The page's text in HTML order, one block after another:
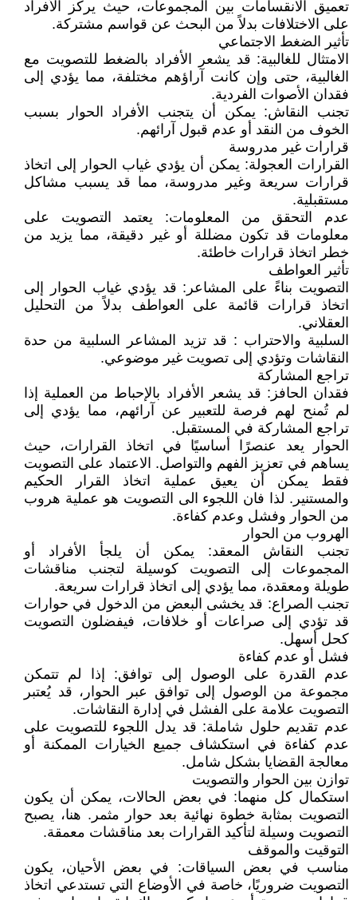
تعميق الانقسامات بين المجموعات، حيث يركز الأفراد
على الاختلافات بدلاً من البحث عن قواسم مشتركة.
تأثير الضغط الاجتماعي
الامتثال للغالبية: قد يشعر الأفراد بالضغط للتصويت مع
الغالبية، حتى وإن كانت آراؤهم مختلفة، مما يؤدي إلى
فقدان الأصوات الفردية.
تجنب النقاش: يمكن أن يتجنب الأفراد الحوار بسبب
الخوف من النقد أو عدم قبول آرائهم.
قرارات غير مدروسة
القرارات العجولة: يمكن أن يؤدي غياب الحوار إلى اتخاذ
قرارات سريعة وغير مدروسة، مما قد يسبب مشاكل
مستقبلية.
عدم التحقق من المعلومات: يعتمد التصويت على
معلومات قد تكون مضللة أو غير دقيقة، مما يزيد من
خطر اتخاذ قرارات خاطئة.
تأثير العواطف
التصويت بناءً على المشاعر: قد يؤدي غياب الحوار إلى
اتخاذ قرارات قائمة على العواطف بدلاً من التحليل
العقلاني.
السلبية والاحتراب : قد تزيد المشاعر السلبية من حدة
النقاشات وتؤدي إلى تصويت غير موضوعي.
تراجع المشاركة
فقدان الحافز: قد يشعر الأفراد بالإحباط من العملية إذا
لم تُمنح لهم فرصة للتعبير عن آرائهم، مما يؤدي إلى
تراجع المشاركة في المستقبل.
الحوار يعد عنصرًا أساسيًا في اتخاذ القرارات، حيث
يساهم في تعزيز الفهم والتواصل. الاعتماد على التصويت
فقط يمكن أن يعيق عملية اتخاذ القرار الحكيم
والمستنير. لذا فان اللجوء الى التصويت هو عملية هروب
من الحوار وفشل وعدم كفاءة.
الهروب من الحوار
تجنب النقاش المعقد: يمكن أن يلجأ الأفراد أو
المجموعات إلى التصويت كوسيلة لتجنب مناقشات
طويلة ومعقدة، مما يؤدي إلى اتخاذ قرارات سريعة.
تجنب الصراع: قد يخشى البعض من الدخول في حوارات
قد تؤدي إلى صراعات أو خلافات، فيفضلون التصويت
كحل أسهل.
فشل أو عدم كفاءة
عدم القدرة على الوصول إلى توافق: إذا لم تتمكن
مجموعة من الوصول إلى توافق عبر الحوار، قد يُعتبر
التصويت علامة على الفشل في إدارة النقاشات.
عدم تقديم حلول شاملة: قد يدل اللجوء للتصويت على
عدم كفاءة في استكشاف جميع الخيارات الممكنة أو
معالجة القضايا بشكل شامل.
توازن بين الحوار والتصويت
استكمال كل منهما: في بعض الحالات، يمكن أن يكون
التصويت بمثابة خطوة نهائية بعد حوار مثمر. هنا، يصبح
التصويت وسيلة لتأكيد القرارات بعد مناقشات معمقة.
التوقيت والموقف
مناسب في بعض السياقات: في بعض الأحيان، يكون
التصويت ضروريًا، خاصة في الأوضاع التي تستدعي اتخاذ